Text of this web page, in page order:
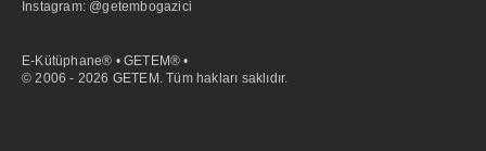
İnstagram: @getembogazici
E-Kütüphane® • GETEM® •
© 2006 - 2026 GETEM. Tüm hakları saklıdır.